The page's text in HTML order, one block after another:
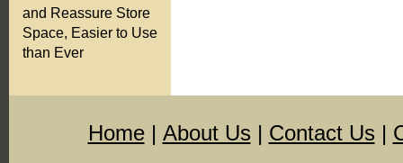
and Reassure Store
Space, Easier to Use
than Ever
Home| About Us | Contact Us |